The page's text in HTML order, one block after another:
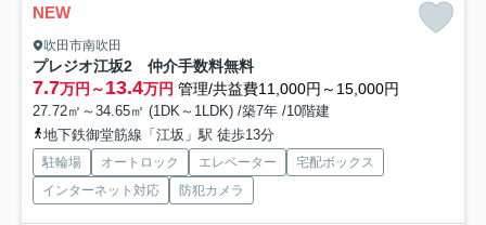
NEW
吹田市南吹田
プレジオ江坂2 仲介手数料無料
7.7万円～13.4万円 管理/共益費11,000円～15,000円
27.72㎡～34.65㎡ (1DK～1LDK) /築7年 /10階建
地下鉄御堂筋線「江坂」駅 徒歩13分
駐輪場 オートロック エレベーター
宅配ボックス
インターネット対応
防犯カメラ